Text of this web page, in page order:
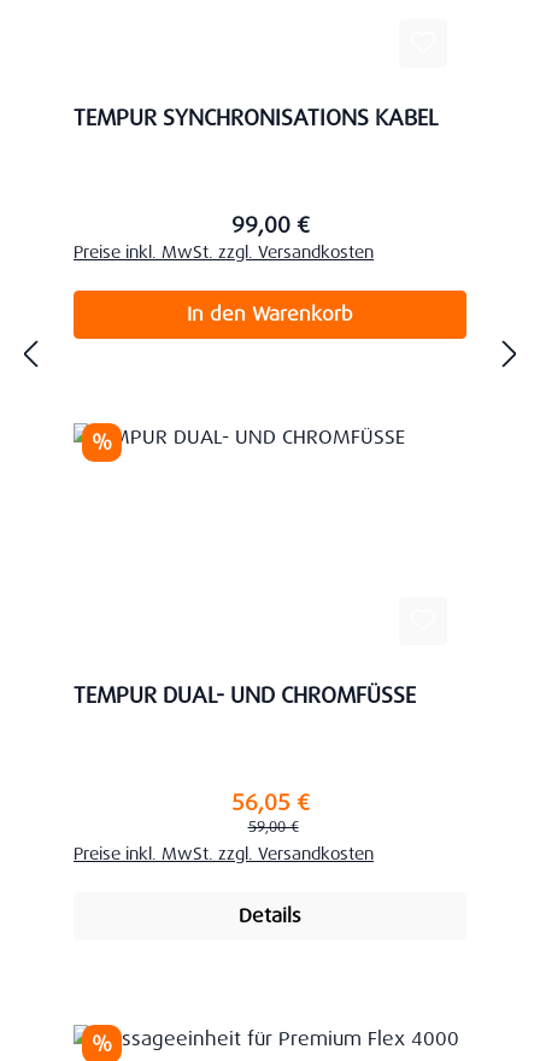
TEMPUR SYNCHRONISATIONS KABEL
Regulärer Preis:99,00 €
Preise inkl. MwSt. zzgl. Versandkosten
In den Warenkorb
Rabatt
%
TEMPUR DUAL- UND CHROMFÜSSE
56,05 €
Regulärer Preis:
59,00 €
Preise inkl. MwSt. zzgl. Versandkosten
Details
Rabatt
%